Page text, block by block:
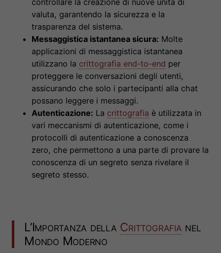
controllare la creazione di nuove unità di
valuta, garantendo la sicurezza e la
trasparenza del sistema.
Messaggistica istantanea sicura: Molte
applicazioni di messaggistica istantanea
utilizzano la crittografia end-to-end per
proteggere le conversazioni degli utenti,
assicurando che solo i partecipanti alla chat
possano leggere i messaggi.
Autenticazione: La crittografia è utilizzata in
vari meccanismi di autenticazione, come i
protocolli di autenticazione a conoscenza
zero, che permettono a una parte di provare la
conoscenza di un segreto senza rivelare il
segreto stesso.
L’Importanza della Crittografia nel
Mondo Moderno